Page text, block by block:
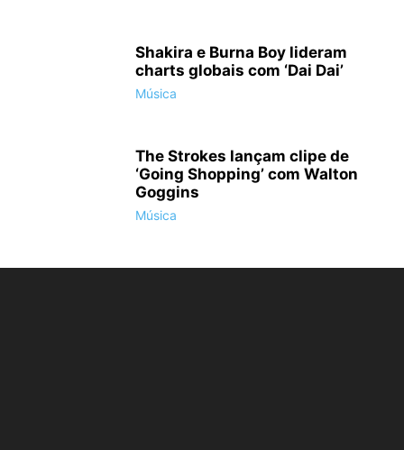
Shakira e Burna Boy lideram
charts globais com ‘Dai Dai’
Música
The Strokes lançam clipe de
‘Going Shopping’ com Walton
Goggins
Música